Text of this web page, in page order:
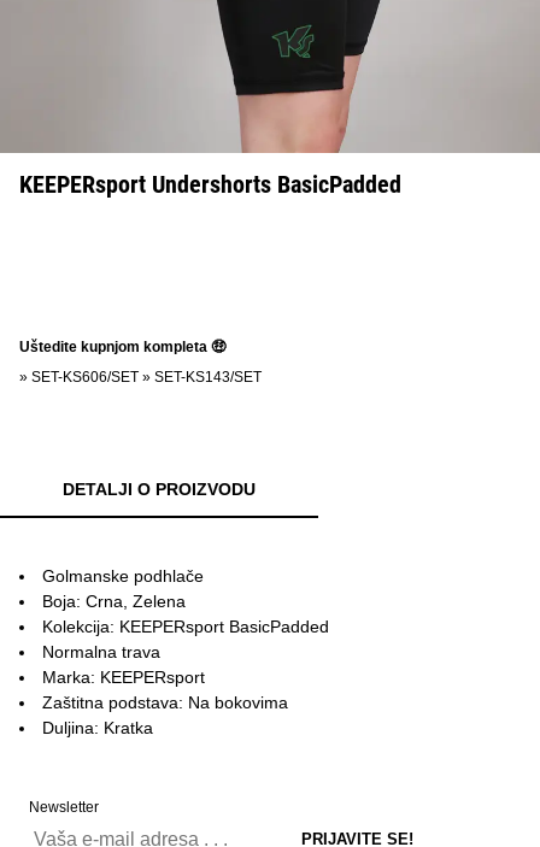
KEEPERsport Undershorts BasicPadded
Uštedite kupnjom kompleta 🤑
» SET-KS606/SET » SET-KS143/SET
DETALJI O PROIZVODU
Golmanske podhlače
Boja: Crna, Zelena
Kolekcija: KEEPERsport BasicPadded
Normalna trava
Marka: KEEPERsport
Zaštitna podstava: Na bokovima
Duljina: Kratka
Newsletter